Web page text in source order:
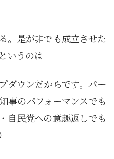
。是が非でも成立させた
いうのは
ダウンだからです。パー
事のパフォーマンスでも
自民党への意趣返しでも